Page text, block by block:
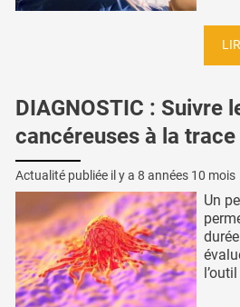
DIAGNOSTIC : Suivre
cancéreuses à la trace
Actualité publiée il y a 8 années 10 mois
Un